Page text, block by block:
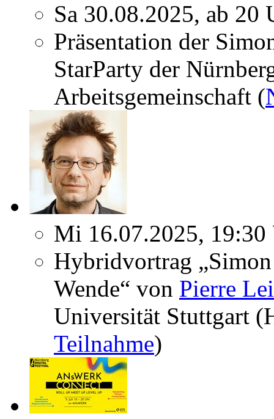
Sa 30.08.2025, ab 20
Präsentation der
StarParty der
Arbeitsgemeinschaft (
Mi 16.07.2025, 19:30
Hybridvortrag
Wende“ von Pierre
Universität Stuttgart
Teilnahme)